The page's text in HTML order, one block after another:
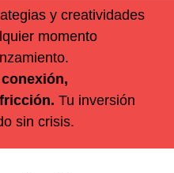
y creatividades
momento
Tu inversión
sin crisis.